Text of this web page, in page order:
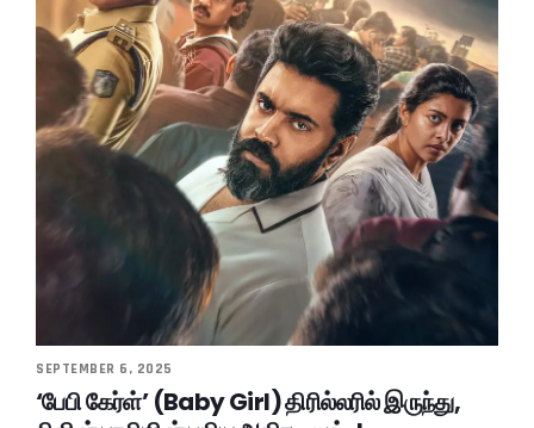
SEPTEMBER 6, 2025
‘பேபி கேர்ள்’ (Baby Girl) திரில்லரில் இருந்து,